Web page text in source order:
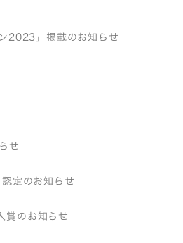
2023」掲載のお知らせ
せ
定のお知らせ
賞のお知らせ